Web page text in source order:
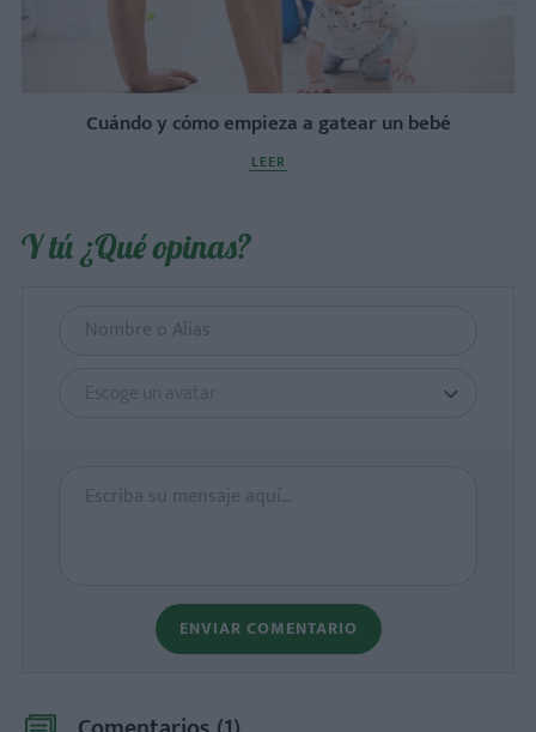
Cuándo y cómo empieza a gatear un bebé
LEER
Y tú ¿Qué opinas?
Escoge un avatar
ENVIAR COMENTARIO